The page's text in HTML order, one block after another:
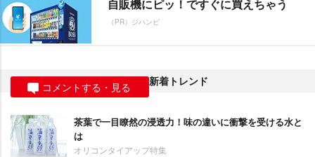
自販機にピッ！ですぐに買えちゃう
（PR）ジハンピ
コメントする・見る 新着トレンド
茶葉で一目瞭然の浸透力！味の違いに衝撃を受ける水と
は
オリコンタイアップ特集